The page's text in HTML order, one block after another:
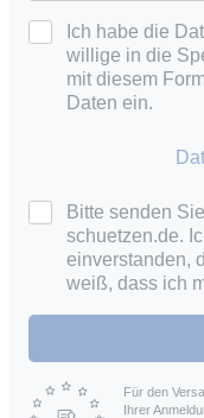
Ich habe die
willige in die
mit diesem
Daten ein.
Bitte senden
schuetzen.de.
einverstanden,
weiß, dass ich
Für den
Ihrer